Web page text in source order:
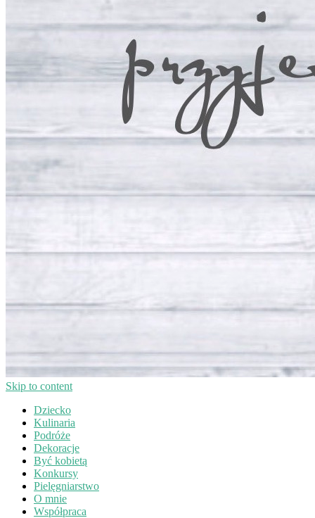
Skip to content
Dziecko
Kulinaria
Podróże
Dekoracje
Być kobietą
Konkursy
Pielęgniarstwo
O mnie
Współpraca